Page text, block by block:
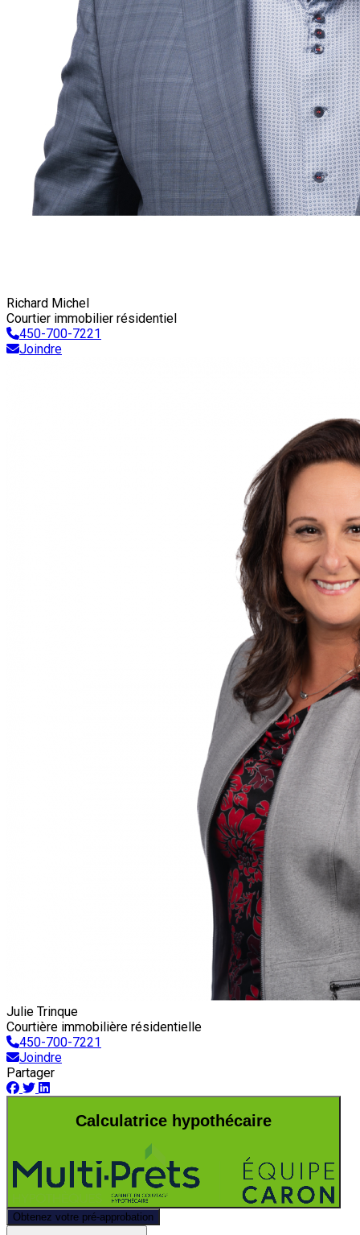
Richard Michel
Courtier immobilier résidentiel
450-700-7221
Joindre
Julie Trinque
Courtière immobilière résidentielle
450-700-7221
Joindre
Partager
Calculatrice hypothécaire
Obtenez votre pré-approbation